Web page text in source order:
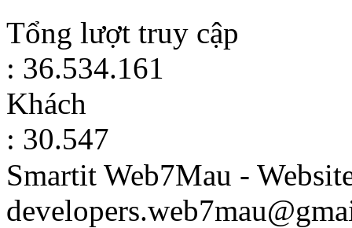
Tổng lượt truy cập
: 36.534.161
Khách
: 30.547
Smartit Web7Mau -